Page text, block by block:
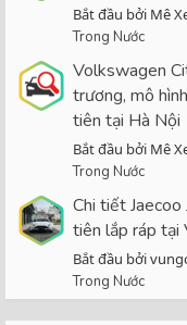
Bắt đầu bởi Mê
Trong Nước
Volkswagen
trương, mô
tiên tại Hà Nội
Bắt đầu bởi Mê
Trong Nước
Chi tiết
tiên lắp ráp tại
Bắt đầu bởi
Trong Nước